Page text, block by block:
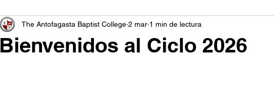
Bienvenidos al Ciclo 2026
The Antofagasta Baptist College 2 mar 1 min de lectura